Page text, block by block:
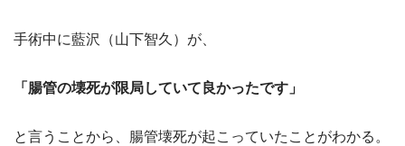
手術中に藍沢（山下智久）が、
「腸管の壊死が限局していて良かったです」
と言うことから、腸管壊死が起こっていたことがわかる。